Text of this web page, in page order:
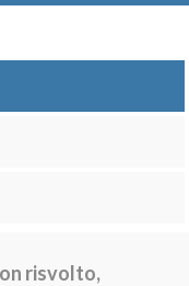
risvolto,